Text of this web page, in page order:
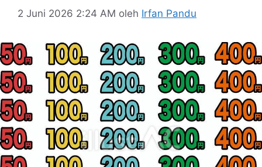
2 Juni 2026 2:24 AM oleh Irfan Pandu